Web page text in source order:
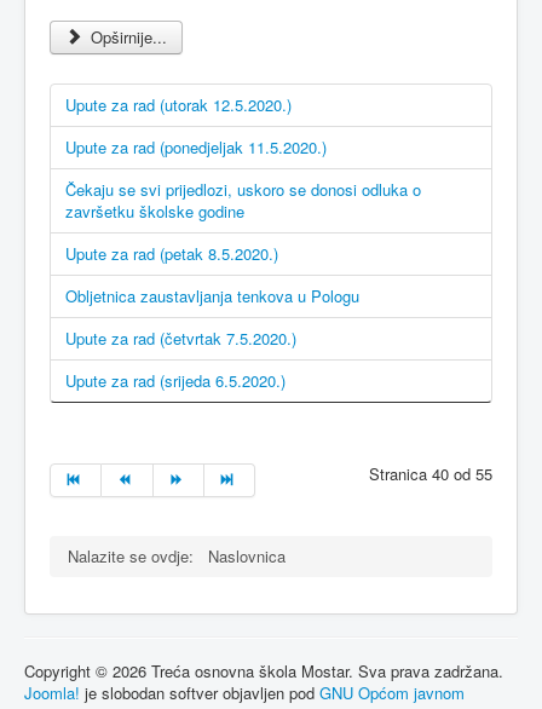
Opširnije...
Upute za rad (utorak 12.5.2020.)
Upute za rad (ponedjeljak 11.5.2020.)
Čekaju se svi prijedlozi, uskoro se donosi odluka o
završetku školske godine
Upute za rad (petak 8.5.2020.)
Obljetnica zaustavljanja tenkova u Pologu
Upute za rad (četvrtak 7.5.2020.)
Upute za rad (srijeda 6.5.2020.)
Stranica 40 od 55
Nalazite se ovdje: Naslovnica
Copyright © 2026 Treća osnovna škola Mostar. Sva prava zadržana.
Joomla! je slobodan softver objavljen pod GNU Općom javnom